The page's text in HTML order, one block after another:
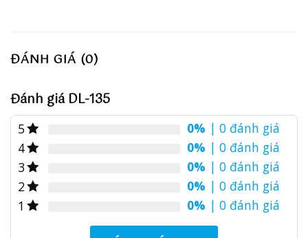
ĐÁNH GIÁ (0)
Đánh giá DL-135
5 0% | 0 đánh giá
4
0% | 0 đánh giá
3
0% | 0 đánh giá
2
0% | 0 đánh giá
1
0% | 0 đánh giá